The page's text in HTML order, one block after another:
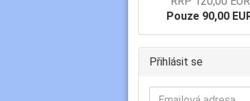
Pouze 90,00
Přihlásit se